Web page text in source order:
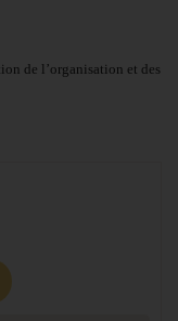
de l’organisation et des